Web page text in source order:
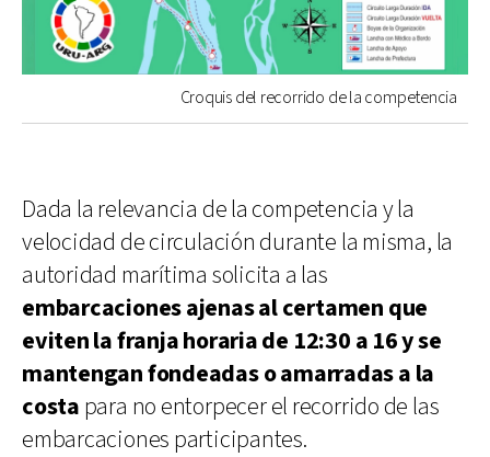
Croquis del recorrido de la competencia
Dada la relevancia de la competencia y la
velocidad de circulación durante la misma, la
autoridad marítima solicita a las
embarcaciones ajenas al certamen que
eviten la franja horaria de 12:30 a 16 y se
mantengan fondeadas o amarradas a la
costa para no entorpecer el recorrido de las
embarcaciones participantes.